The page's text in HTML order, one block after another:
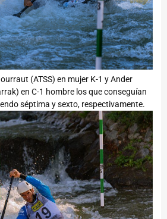
(ATSS) en mujer K-1 y Ander
en C-1 hombre los que conseguían
séptima y sexto, respectivamente.